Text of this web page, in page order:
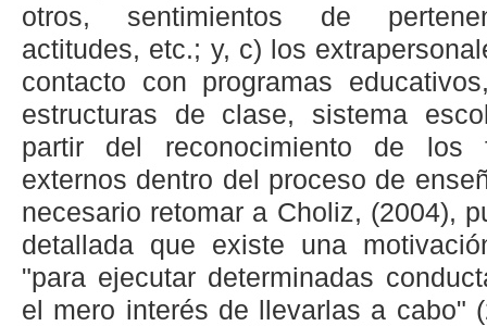
otros, sentimientos de
actitudes, etc.; y, c) los
contacto con programas
estructuras de clase, sistema
partir del reconocimiento de los
externos dentro del proceso de
necesario retomar a Choliz, (2004),
detallada que existe una
"para ejecutar determinadas
el mero interés de llevarlas a cabo"